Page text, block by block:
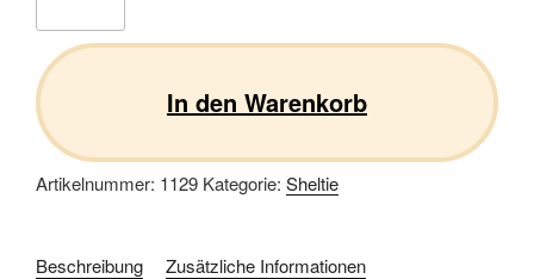
In den Warenkorb
Artikelnummer: 1129 Kategorie: Sheltie
Beschreibung
Zusätzliche Informationen